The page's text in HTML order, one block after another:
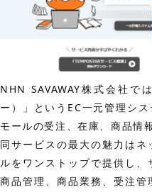
NHN SAVAWAY株式会社で
ー）」というEC一元管理シ
モールの受注、在庫、商品情
同サービスの最大の魅力は
ルをワンストップで提供し、
商品管理、商品業務、受注